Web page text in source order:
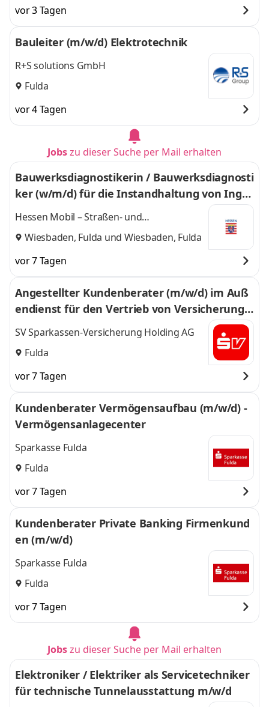
vor 3 Tagen
Bauleiter (m/w/d) Elektrotechnik
R+S solutions GmbH
Fulda
vor 4 Tagen
Jobszu dieser Suche per Mail erhalten
Bauwerksdiagnostikerin / Bauwerksdiagnosti
ker (w/m/d) für die Instandhaltung von Inge
nieurbauwerken
Hessen Mobil – Straßen- und
Verkehrsmanagement
Wiesbaden, Fulda und Wiesbaden, Fulda
vor 7 Tagen
Angestellter Kundenberater (m/w/d) im Auß
endienst für den Vertrieb von Versicherunge
n in der Region Fulda und Umgebung
SV Sparkassen-Versicherung Holding AG
Fulda
vor 7 Tagen
Kundenberater Vermögensaufbau (m/w/d) -
Vermögensanlagecenter
Sparkasse Fulda
Fulda
vor 7 Tagen
Kundenberater Private Banking Firmenkund
en (m/w/d)
Sparkasse Fulda
Fulda
vor 7 Tagen
Jobszu dieser Suche per Mail erhalten
Elektroniker / Elektriker als Servicetechniker
für technische Tunnelausstattung m/w/d